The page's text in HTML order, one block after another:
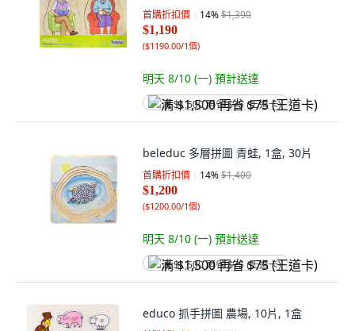
首購折扣價 14%$1,390
$1,190
($1190.00/1個)
明天 8/10 (一) 預計送達
满 $1,500 再省 $75 (王道卡)
beleduc 多層拼圖 青蛙, 1盒, 30片
首購折扣價 14%$1,400
$1,200
($1200.00/1個)
明天 8/10 (一) 預計送達
满 $1,500 再省 $75 (王道卡)
educo 抓手拼圖 農場, 10片, 1盒